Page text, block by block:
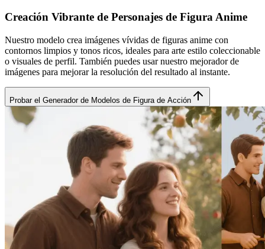
Creación Vibrante de Personajes de Figura Anime
Nuestro modelo crea imágenes vívidas de figuras anime con
contornos limpios y tonos ricos, ideales para arte estilo coleccionable
o visuales de perfil. También puedes usar nuestro mejorador de
imágenes para mejorar la resolución del resultado al instante.
Probar el Generador de Modelos de Figura de Acción